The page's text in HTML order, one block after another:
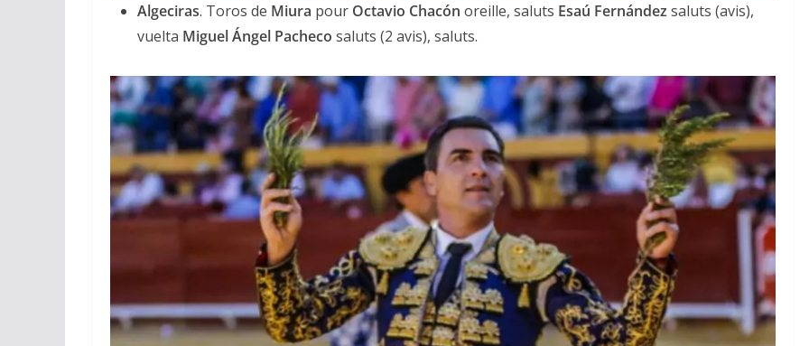
Algeciras. Toros de Miura pour Octavio Chacón oreille, saluts Esaú Fernández saluts (avis),
vuelta Miguel Ángel Pacheco saluts (2 avis), saluts.